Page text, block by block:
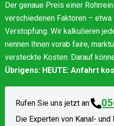
Der genaue Preis einer
verschiedenen Faktoren –
Verstopfung. Wir kalkulieren
nennen Ihnen vorab faire,
versteckte Kosten. Darauf
Übrigens: HEUTE: Anfahrt
Rufen Sie uns jetzt an:
Die Experten von Kanal- und